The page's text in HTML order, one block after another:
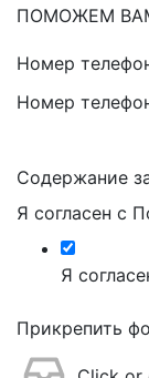
ПОМОЖЕМ
Номер
Номер
Содержание
Я согласен с
Я
Прикрепить